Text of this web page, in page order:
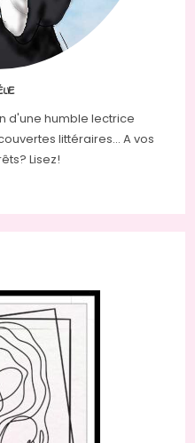
d'une humble lectrice
littéraires... A vos
Lisez!